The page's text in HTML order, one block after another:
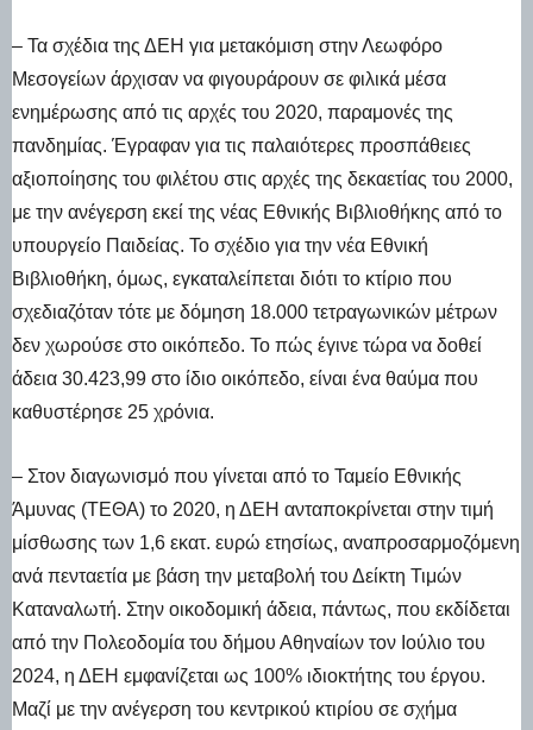
– Τα σχέδια της ΔΕΗ για μετακόμιση στην Λεωφόρο
Μεσογείων άρχισαν να φιγουράρουν σε φιλικά μέσα
ενημέρωσης από τις αρχές του 2020, παραμονές της
πανδημίας. Έγραφαν για τις παλαιότερες προσπάθειες
αξιοποίησης του φιλέτου στις αρχές της δεκαετίας του 2000,
με την ανέγερση εκεί της νέας Εθνικής Βιβλιοθήκης από το
υπουργείο Παιδείας. Το σχέδιο για την νέα Εθνική
Βιβλιοθήκη, όμως, εγκαταλείπεται διότι το κτίριο που
σχεδιαζόταν τότε με δόμηση 18.000 τετραγωνικών μέτρων
δεν χωρούσε στο οικόπεδο. Το πώς έγινε τώρα να δοθεί
άδεια 30.423,99 στο ίδιο οικόπεδο, είναι ένα θαύμα που
καθυστέρησε 25 χρόνια.
– Στον διαγωνισμό που γίνεται από το Ταμείο Εθνικής
Άμυνας (ΤΕΘΑ) το 2020, η ΔΕΗ ανταποκρίνεται στην τιμή
μίσθωσης των 1,6 εκατ. ευρώ ετησίως, αναπροσαρμοζόμενη
ανά πενταετία με βάση την μεταβολή του Δείκτη Τιμών
Καταναλωτή. Στην οικοδομική άδεια, πάντως, που εκδίδεται
από την Πολεοδομία του δήμου Αθηναίων τον Ιούλιο του
2024, η ΔΕΗ εμφανίζεται ως 100% ιδιοκτήτης του έργου.
Μαζί με την ανέγερση του κεντρικού κτιρίου σε σχήμα